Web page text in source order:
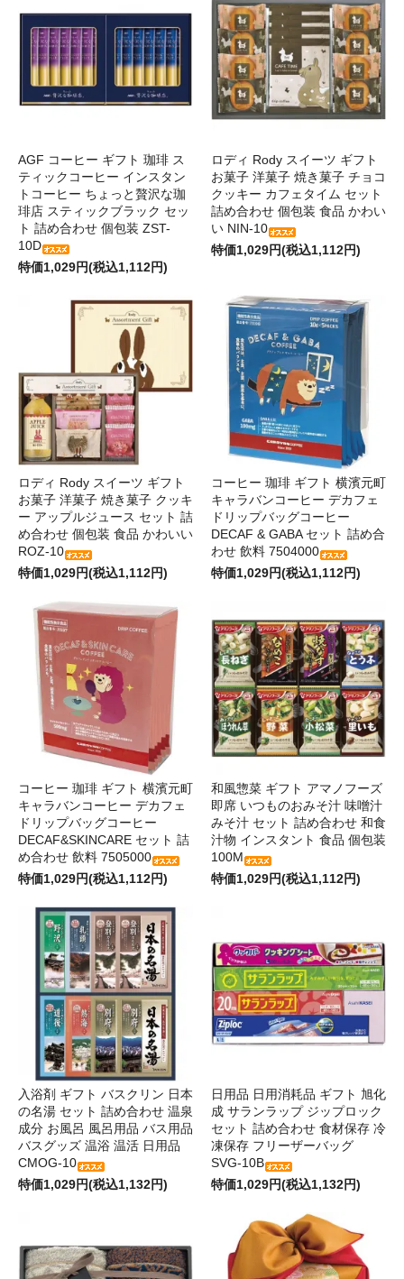
AGF コーヒー ギフト 珈琲 ス
ティックコーヒー インスタン
トコーヒー ちょっと贅沢な珈
琲店 スティックブラック セッ
ト 詰め合わせ 個包装 ZST-
10D
特価1,029円(税込1,112円)
ロディ Rody スイーツ ギフト
お菓子 洋菓子 焼き菓子 チョコ
クッキー カフェタイム セット
詰め合わせ 個包装 食品 かわい
い NIN-10
特価1,029円(税込1,112円)
ロディ Rody スイーツ ギフト
お菓子 洋菓子 焼き菓子 クッキ
ー アップルジュース セット 詰
め合わせ 個包装 食品 かわいい
ROZ-10
特価1,029円(税込1,112円)
コーヒー 珈琲 ギフト 横濱元町
キャラバンコーヒー デカフェ
ドリップバッグコーヒー
DECAF & GABA セット 詰め合
わせ 飲料 7504000
特価1,029円(税込1,112円)
コーヒー 珈琲 ギフト 横濱元町
キャラバンコーヒー デカフェ
ドリップバッグコーヒー
DECAF&SKINCARE セット 詰
め合わせ 飲料 7505000
特価1,029円(税込1,112円)
和風惣菜 ギフト アマノフーズ
即席 いつものおみそ汁 味噌汁
みそ汁 セット 詰め合わせ 和食
汁物 インスタント 食品 個包装
100M
特価1,029円(税込1,112円)
入浴剤 ギフト バスクリン 日本
の名湯 セット 詰め合わせ 温泉
成分 お風呂 風呂用品 バス用品
バスグッズ 温浴 温活 日用品
CMOG-10
特価1,029円(税込1,132円)
日用品 日用消耗品 ギフト 旭化
成 サランラップ ジップロック
セット 詰め合わせ 食材保存 冷
凍保存 フリーザーバッグ
SVG-10B
特価1,029円(税込1,132円)